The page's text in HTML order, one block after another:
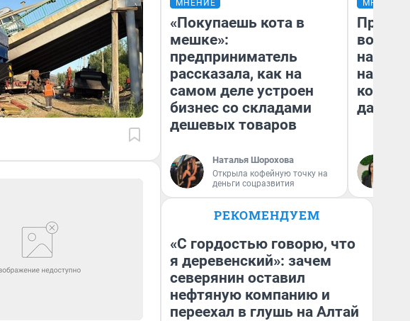
МНЕНИЕ
«Покупаешь кота в
мешке»:
предприниматель
рассказала, как на
самом деле устроен
бизнес со складами
дешевых товаров
Наталья Шорохова
Открыла кофейную точку на
деньги соцразвития
МНЕНИЕ
нам
даже
РЕКОМЕНДУЕМ
«С гордостью говорю, что
я деревенский»: зачем
северянин оставил
нефтяную компанию и
переехал в глушь на Алтай